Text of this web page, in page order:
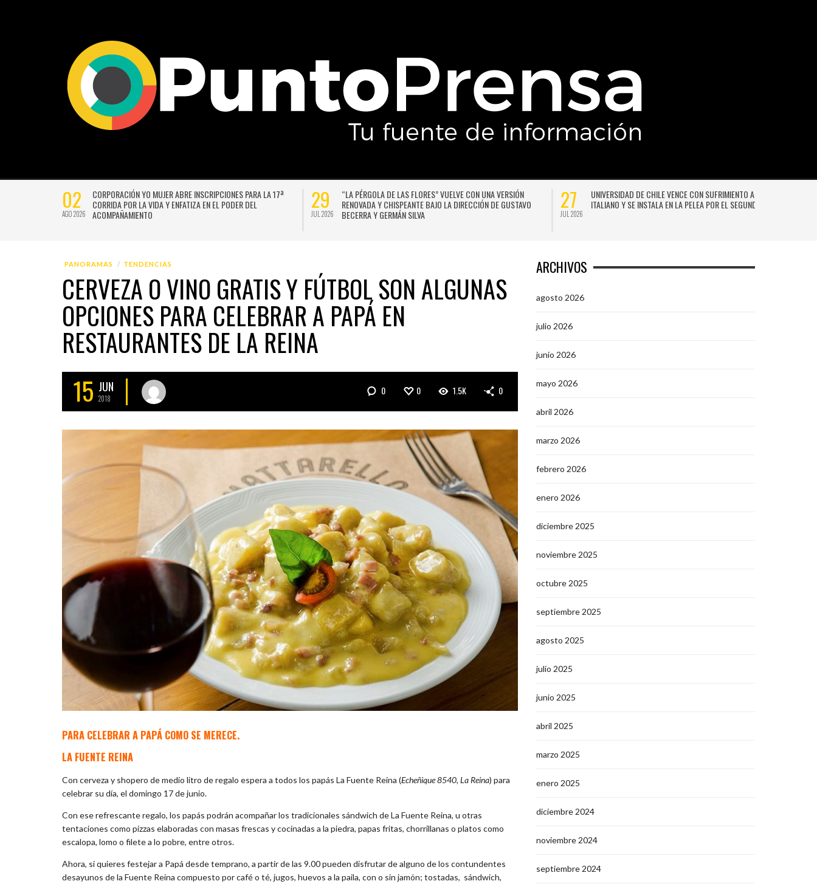
02
AGO 2026
CORPORACIÓN YO MUJER ABRE INSCRIPCIONES PARA LA 17ª
CORRIDA POR LA VIDA Y ENFATIZA EN EL PODER DEL
ACOMPAÑAMIENTO
29
JUL 2026
“LA PÉRGOLA DE LAS FLORES” VUELVE CON UNA VERSIÓN
RENOVADA Y CHISPEANTE BAJO LA DIRECCIÓN DE GUSTAVO
BECERRA Y GERMÁN SILVA
27
JUL 2026
UNIVERSIDAD DE CHILE VENCE CON SUFRIMIENTO A AUDAX
ITALIANO Y SE INSTALA EN LA PELEA POR EL SEGUNDO LUGAR
PANORAMAS TENDENCIAS
CERVEZA O VINO GRATIS Y FÚTBOL SON ALGUNAS
OPCIONES PARA CELEBRAR A PAPÁ EN
RESTAURANTES DE LA REINA
15 JUN
2018
0 0 1.5K 0
PARA CELEBRAR A PAPÁ COMO SE MERECE.
LA FUENTE REINA
Con cerveza y shopero de medio litro de regalo espera a todos los papás La Fuente Reina (Echeñique 8540, La Reina) para
celebrar su día, el domingo 17 de junio.
Con ese refrescante regalo, los papás podrán acompañar los tradicionales sándwich de La Fuente Reina, u otras
tentaciones como pizzas elaboradas con masas frescas y cocinadas a la piedra, papas fritas, chorrillanas o platos como
escalopa, lomo o filete a lo pobre, entre otros.
Ahora, si quieres festejar a Papá desde temprano, a partir de las 9.00 pueden disfrutar de alguno de los contundentes
desayunos de la Fuente Reina compuesto por café o té, jugos, huevos a la paila, con o sin jamón; tostadas, sándwich,
ARCHIVOS
agosto 2026
julio 2026
junio 2026
mayo 2026
abril 2026
marzo 2026
febrero 2026
enero 2026
diciembre 2025
noviembre 2025
octubre 2025
septiembre 2025
agosto 2025
julio 2025
junio 2025
abril 2025
marzo 2025
enero 2025
diciembre 2024
noviembre 2024
septiembre 2024